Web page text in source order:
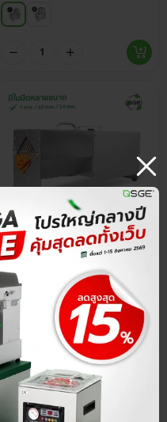
ประกันศูนย์ไทย
ส่วนลด 15%
5.0
เครื่องหั่นผัก เครื่องหั่นมันฝรั่ง ใบ
มีด 7, 10 และ 14 มม. รุ่น VS-
STICK ระบบอัตโนมัติหั่นไวต่อ
เนื่อง 100 กก./ชม.
฿5,346.50
฿6,290.00
Select Size